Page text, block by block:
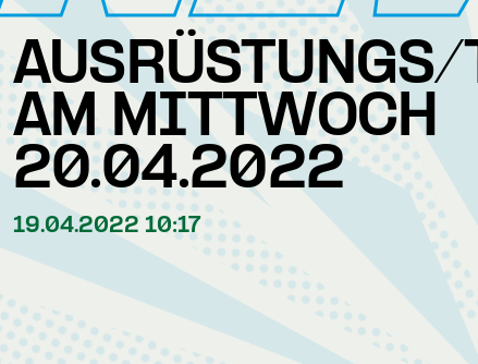
AM MITTWOCH
20.04.2022
19.04.2022 10:17